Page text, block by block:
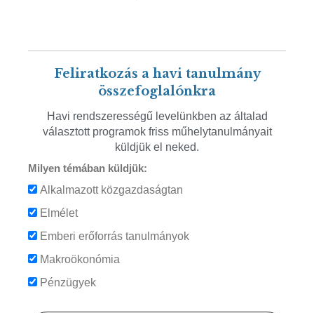
Feliratkozás a havi tanulmány
összefoglalónkra
Havi rendszerességű levelünkben az általad
választott programok friss műhelytanulmányait
küldjük el neked.
Milyen témában küldjük:
Alkalmazott közgazdaságtan
Elmélet
Emberi erőforrás tanulmányok
Makroökonómia
Pénzügyek